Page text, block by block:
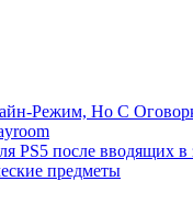
Режим, Но С
PS5 после вводящих
предметы